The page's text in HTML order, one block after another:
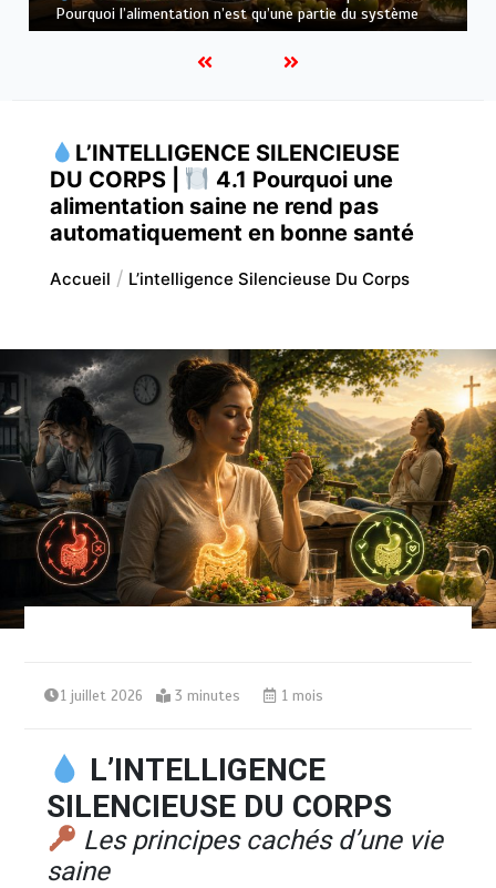
variété
L’INTELLIGENCE SILENCIEUSE
DU CORPS |
4.1 Pourquoi une
alimentation saine ne rend pas
automatiquement en bonne santé
Accueil L’intelligence Silencieuse Du Corps
1 juillet 2026 3 minutes 1 mois
L’INTELLIGENCE
SILENCIEUSE DU CORPS
Les principes cachés d’une vie
saine